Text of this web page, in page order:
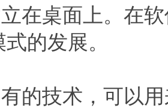
在桌面上。在
的发展。
的技术，可以